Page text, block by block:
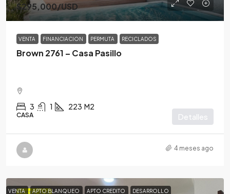
$295,000/USD
VENTA FINANCIACION PERMUTA RECICLADOS
Brown 2761 – Casa Pasillo
3 1 223 M2
CASA Detalles
4 meses ago
VENTA APTO BLANQUEO APTO CREDITO DESARROLLO